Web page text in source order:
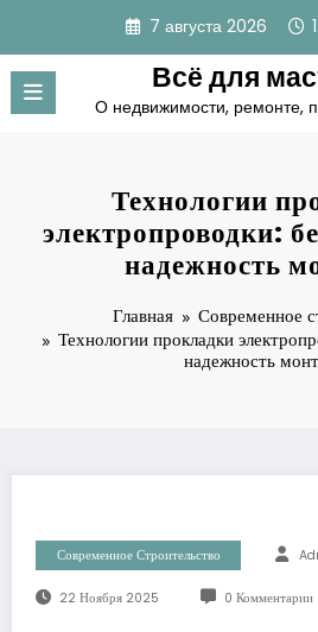
содержимому
7 августа 2026
Всё для
О недвижимости, ремонте,
Технологии
электропроводки:
надежность
Главная
Современное
Технологии прокладки
надежность
Современное Строительство
22 Ноября 2025 0 Комментарии